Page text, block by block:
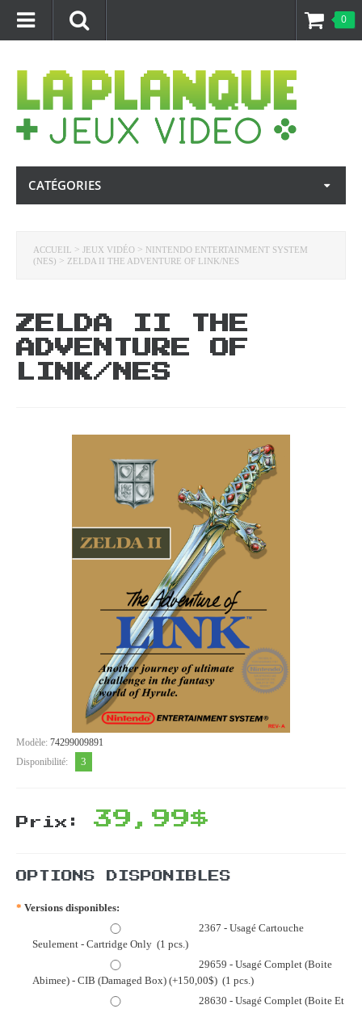
0
CATÉGORIES
ACCUEIL > JEUX VIDÉO > NINTENDO ENTERTAINMENT SYSTEM
(NES) > ZELDA II THE ADVENTURE OF LINK/NES
ZELDA II THE
ADVENTURE OF
LINK/NES
Modèle: 74299009891
Disponibilité:
3
Prix: 39,99$
OPTIONS DISPONIBLES
* Versions disponibles:
2367 - Usagé Cartouche
Seulement - Cartridge Only (1 pcs.)
29659 - Usagé Complet (Boite
Abimee) - CIB (Damaged Box) (+150,00$) (1 pcs.)
28630 - Usagé Complet (Boite Et